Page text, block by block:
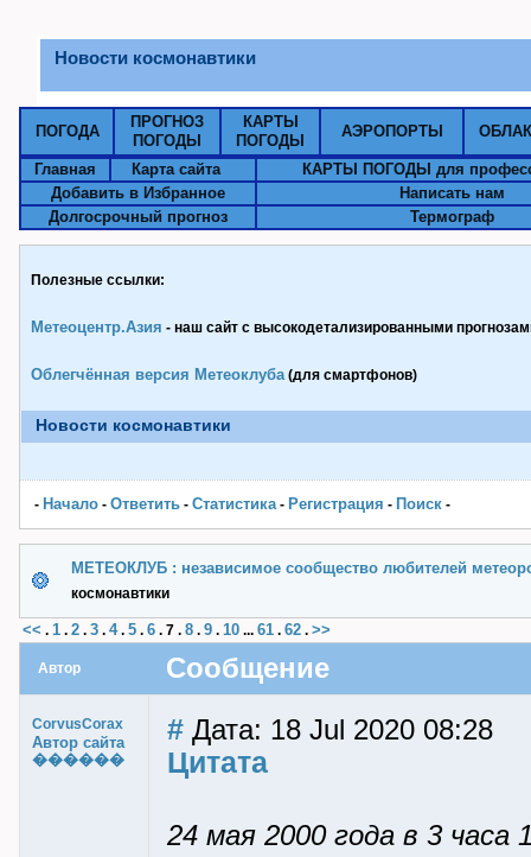
Новости космонавтики
ПОГОДА
ПРОГНОЗ
ПОГОДЫ
КАРТЫ
ПОГОДЫ
АЭРОПОРТЫ
Главная Карта сайта
КАРТЫ ПОГОДЫ для
Добавить в Избранное
Написать нам
Долгосрочный прогноз
Термограф
Полезные ссылки:
Метеоцентр.Азия - наш сайт с высокодетализированными
Облегчённая версия Метеоклуба(для смартфонов)
Новости космонавтики
- Начало - Ответить - Статистика- Pегистрация - Поиск -
МЕТЕОКЛУБ : независимое сообщество любителей
космонавтики
<< . 1 . 2 . 3 . 4. 5 . 6 . 7 . 8 . 9 . 10 ... 61 . 62 . >>
Автор Сообщение
CorvusCorax
Автор сайта
������
# Дата: 18 Jul 2020 08:28
Цитата
24 мая 2000 года в 3